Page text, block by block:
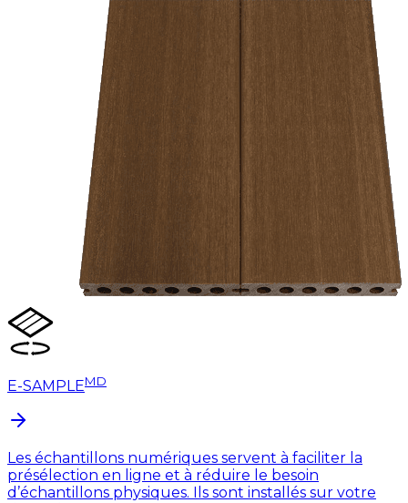
E-SAMPLEMD
Les échantillons numériques servent à faciliter la
présélection en ligne et à réduire le besoin
d’échantillons physiques. Ils sont installés sur votre